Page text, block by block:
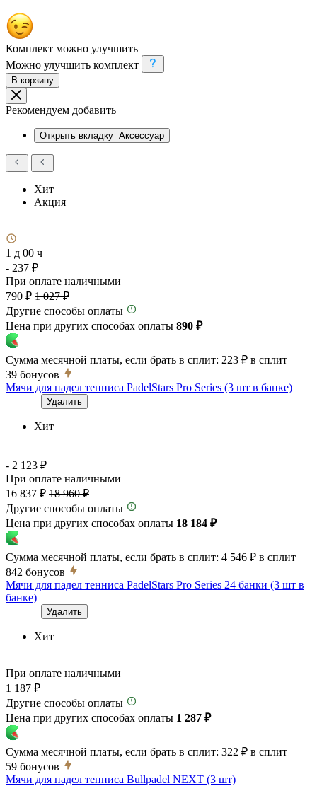
Комплект можно улучшить
Можно улучшить комплект
В корзину
Рекомендуем добавить
Открыть вкладку Аксессуар
Хит
Акция
1 д 00 ч
- 237 ₽
При оплате наличными
790 ₽ 1 027 ₽
Другие способы оплаты
Цена при других способах оплаты 890 ₽
Сумма месячной платы, если брать в сплит: 223 ₽ в сплит
39 бонусов
Мячи для падел тенниса PadelStars Pro Series (3 шт в банке)
Удалить
Хит
- 2 123 ₽
При оплате наличными
16 837 ₽ 18 960 ₽
Другие способы оплаты
Цена при других способах оплаты 18 184 ₽
Сумма месячной платы, если брать в сплит: 4 546 ₽ в сплит
842 бонусов
Мячи для падел тенниса PadelStars Pro Series 24 банки (3 шт в
банке)
Удалить
Хит
При оплате наличными
1 187 ₽
Другие способы оплаты
Цена при других способах оплаты 1 287 ₽
Сумма месячной платы, если брать в сплит: 322 ₽ в сплит
59 бонусов
Мячи для падел тенниса Bullpadel NEXT (3 шт)